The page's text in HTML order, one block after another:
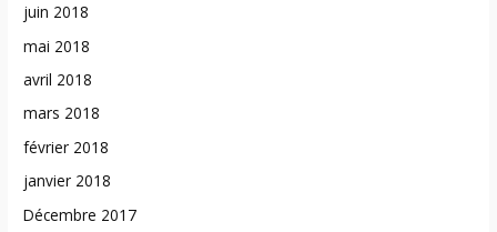
juin 2018
mai 2018
avril 2018
mars 2018
février 2018
janvier 2018
Décembre 2017